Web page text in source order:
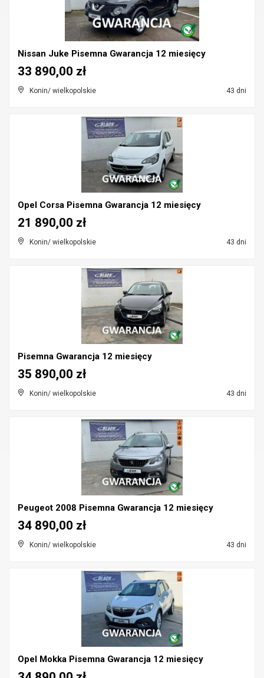
Nissan Juke Pisemna Gwarancja 12 miesięcy
Konin/ wielkopolskie 43 dni
33 890,00 zł
Opel Corsa Pisemna Gwarancja 12 miesięcy
Konin/ wielkopolskie 43 dni
21 890,00 zł
Pisemna Gwarancja 12 miesięcy
Konin/ wielkopolskie 43 dni
35 890,00 zł
Peugeot 2008 Pisemna Gwarancja 12 miesięcy
Konin/ wielkopolskie 43 dni
34 890,00 zł
Opel Mokka Pisemna Gwarancja 12 miesięcy